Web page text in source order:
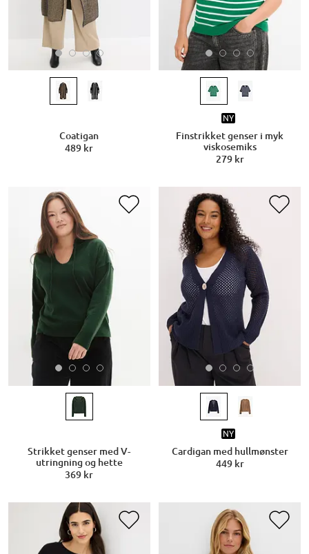
Coatigan
489 kr
NY
Finstrikket genser i myk
viskosemiks
279 kr
Strikket genser med V-
utringning og hette
369 kr
NY
Cardigan med hullmønster
449 kr